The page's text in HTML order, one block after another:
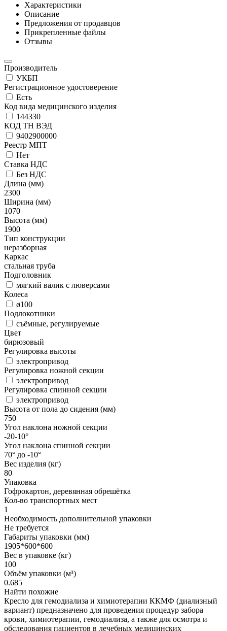
Характеристики
Описание
Предложения от продавцов
Прикрепленные файлы
Отзывы
Производитель
УКБП
Регистрационное удостоверение
Есть
Код вида медицинского изделия
144330
КОД ТН ВЭД
9402900000
Реестр МПТ
Нет
Ставка НДС
Без НДС
Длина (мм)
2300
Ширина (мм)
1070
Высота (мм)
1900
Тип конструкции
неразборная
Каркас
стальная труба
Подголовник
мягкий валик с люверсами
Колеса
ø100
Подлокотники
съёмные, регулируемые
Цвет
бирюзовый
Регулировка высоты
электропривод
Регулировка ножной секции
электропривод
Регулировка спинной секции
электропривод
Высота от пола до сидения (мм)
750
Угол наклона ножной секции
-20-10°
Угол наклона спинной секции
70° до -10°
Вес изделия (кг)
80
Упаковка
Гофрокартон, деревянная обрешётка
Кол-во транспортных мест
1
Необходимость дополнительной упаковки
Не требуется
Габариты упаковки (мм)
1905*600*600
Вес в упаковке (кг)
100
Объём упаковки (м³)
0.685
Найти похожие
Кресло для гемодиализа и химиотерапии ККМФ (диализный
вариант) предназначено для проведения процедур забора
крови, химиотерапии, гемодиализа, а также для осмотра и
обследования пациентов в лечебных медицинских